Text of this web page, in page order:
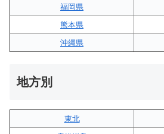
福岡県
熊本県
沖縄県
地方別
東北